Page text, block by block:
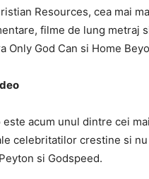
Resources, cea mai
filme de lung
Only God Can si Home
este acum unul dintre cei
celebritatilor crestine si
si Godspeed.